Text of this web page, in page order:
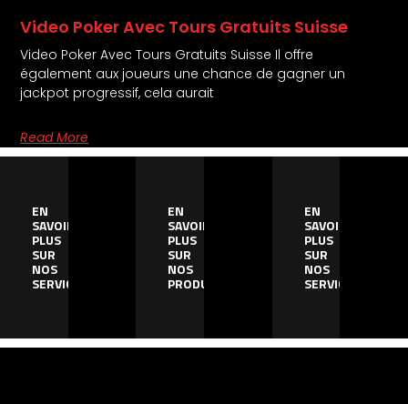
Video Poker Avec Tours Gratuits Suisse
Video Poker Avec Tours Gratuits Suisse Il offre
également aux joueurs une chance de gagner un
jackpot progressif, cela aurait
Read More
EN
SAVOIR
PLUS
SUR
NOS
SERVICES
EN
SAVOIR
PLUS
SUR
NOS
PRODUITS
EN
SAVOIR
PLUS
SUR
NOS
SERVICES